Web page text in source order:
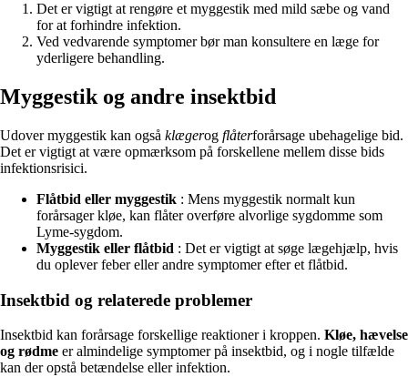
Det er vigtigt at rengøre et myggestik med mild sæbe og vand
for at forhindre infektion.
Ved vedvarende symptomer bør man konsultere en læge for
yderligere behandling.
Myggestik og andre insektbid
Udover myggestik kan også klægerog flåterforårsage ubehagelige bid.
Det er vigtigt at være opmærksom på forskellene mellem disse bids
infektionsrisici.
Flåtbid eller myggestik : Mens myggestik normalt kun
forårsager kløe, kan flåter overføre alvorlige sygdomme som
Lyme-sygdom.
Myggestik eller flåtbid : Det er vigtigt at søge lægehjælp, hvis
du oplever feber eller andre symptomer efter et flåtbid.
Insektbid og relaterede problemer
Insektbid kan forårsage forskellige reaktioner i kroppen. Kløe, hævelse
og rødme er almindelige symptomer på insektbid, og i nogle tilfælde
kan der opstå betændelse eller infektion.